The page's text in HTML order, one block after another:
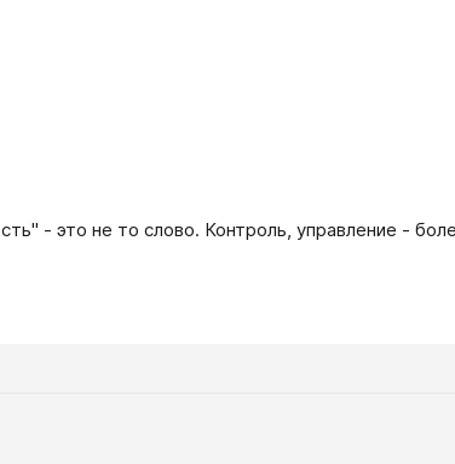
- это не то слово. Контроль, управление -